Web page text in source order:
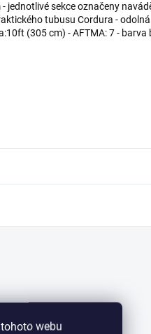
webu
jednotlivé sekce označeny
tubusu Cordura -
(305 cm) - AFTMA: 7 - barva